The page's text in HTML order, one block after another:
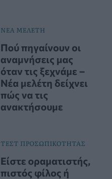
ΝΕΑ ΜΕΛΕΤΗ
Πού πηγαίνουν οι
αναμνήσεις μας
όταν τις ξεχνάμε –
Νέα μελέτη δείχνει
πώς να τις
ανακτήσουμε
ΤΕΣΤ ΠΡΟΣΩΠΙΚΟΤΗΤΑΣ
Είστε οραματιστής,
πιστός φίλος ή